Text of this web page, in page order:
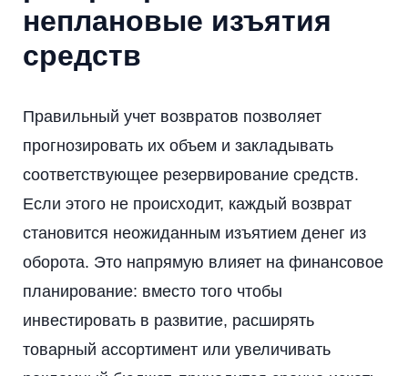
неплановые изъятия
средств
Правильный учет возвратов позволяет
прогнозировать их объем и закладывать
соответствующее резервирование средств.
Если этого не происходит, каждый возврат
становится неожиданным изъятием денег из
оборота. Это напрямую влияет на финансовое
планирование: вместо того чтобы
инвестировать в развитие, расширять
товарный ассортимент или увеличивать